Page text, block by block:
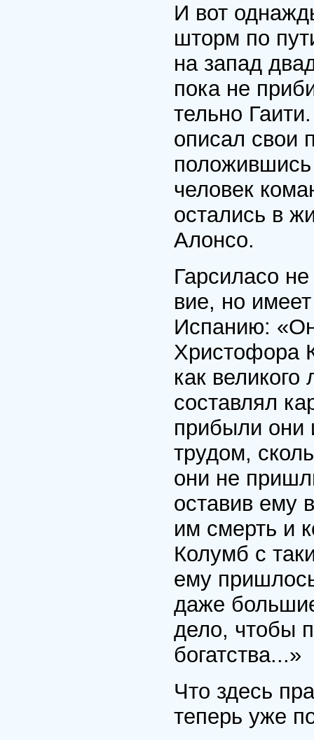
И вот
шторм по
на запад
пока не
тельно
опи­сал свои
человек
остались в
Алонсо.
Гарсиласо
вие, но
Испа­нию:
Христофо­ра
как
составлял
прибыли они
трудом,
они не
оставив ему
им смерть и
Колумб с
ему
даже
дело, чтобы
богатства...»
Что здесь
теперь уже